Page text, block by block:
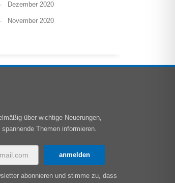
Dezember 2020
November 2020
über wichtige Neuerungen,
Themen informieren.
abonnieren und stimme zu, dass